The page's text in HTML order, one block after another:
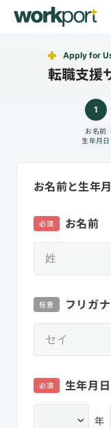
Apply for
転職支援
1
お名前
生年月日
お名前と生年
お名前
必須
フリガナ
任意
生年月日
必須
年